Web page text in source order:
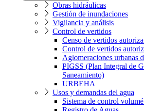
Obras hidráulicas
Gestión de inundaciones
Vigilancia y análisis
Control de vertidos
Censo de vertidos
Control de vertidos
Aglomeraciones urbanas
PIGSS (Plan Integral de
Saneamiento)
URBEHA
Usos y demandas del agua
Sistema de control